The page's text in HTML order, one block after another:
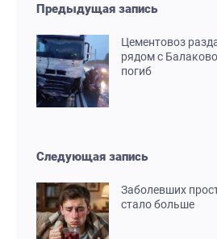
Предыдущая запись
Цементовоз
рядом с
погиб
Следующая запись
Заболевших
стало больше